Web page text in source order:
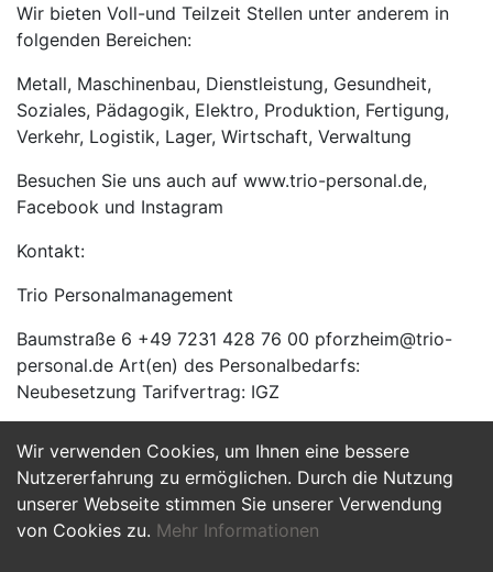
Wir verwenden Cookies, um Ihnen eine bessere
Nutzererfahrung zu ermöglichen. Durch die Nutzung
unserer Webseite stimmen Sie unserer Verwendung
von Cookies zu. Mehr Informationen
Wir bieten Voll-und Teilzeit Stellen unter anderem in
folgenden Bereichen:
Metall, Maschinenbau, Dienstleistung, Gesundheit,
Soziales, Pädagogik, Elektro, Produktion, Fertigung,
Verkehr, Logistik, Lager, Wirtschaft, Verwaltung
Besuchen Sie uns auch auf www.trio-personal.de,
Facebook und Instagram
Kontakt:
Trio Personalmanagement
Baumstraße 6 +49 7231 428 76 00 pforzheim@trio-
personal.de Art(en) des Personalbedarfs:
Neubesetzung Tarifvertrag: IGZ
Jetzt Bewerben